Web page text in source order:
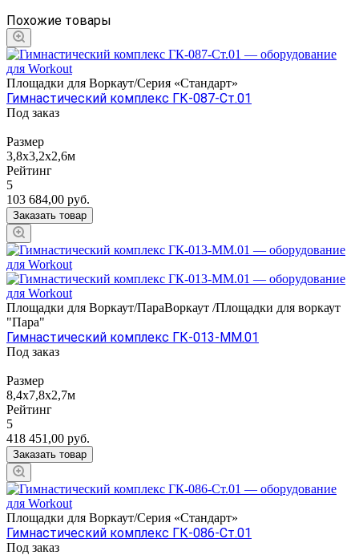
Похожие товары
Площадки для Воркаут/Серия «Стандарт»
Гимнастический комплекс ГК-087-Ст.01
Под заказ
Размер
3,8x3,2x2,6м
Рейтинг
5
103 684,00 руб.
Заказать товар
Площадки для Воркаут/ПараВоркаут /Площадки для воркаут
"Пара"
Гимнастический комплекс ГК-013-ММ.01
Под заказ
Размер
8,4x7,8х2,7м
Рейтинг
5
418 451,00 руб.
Заказать товар
Площадки для Воркаут/Серия «Стандарт»
Гимнастический комплекс ГК-086-Ст.01
Под заказ